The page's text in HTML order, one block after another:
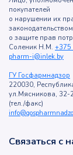
покупателей
о нарушении их
законодательством
о защите прав
Соленик Н.М. +375
pharm-i@inlek.by
ГУ Госфармнадзор
220030,
ул.Мясникова, 32-
(тел./факс)
Связаться с